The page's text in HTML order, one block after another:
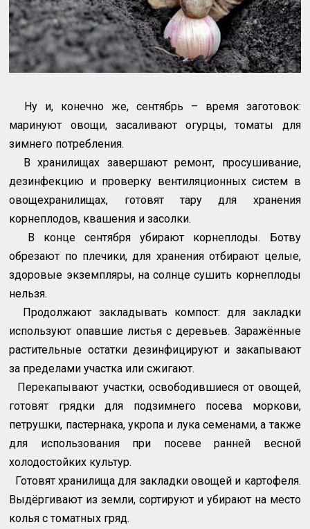
Ну и, конечно же, сентябрь – время заготовок:
маринуют овощи, засаливают огурцы, томаты для
зимнего потребления.
В хранилищах завершают ремонт, просушивание,
дезинфекцию и проверку вентиляционных систем в
овощехранилищах, готовят тару для хранения
корнеплодов, квашения и засолки.
В конце сентября убирают корнеплоды. Ботву
обрезают по плечики, для хранения отбирают целые,
здоровые экземпляры, на солнце сушить корнеплоды
нельзя.
Продолжают закладывать компост: для закладки
используют опавшие листья с деревьев. Заражённые
растительные остатки дезинфицируют и закапывают
за пределами участка или сжигают.
Перекапывают участки, освободившиеся от овощей,
готовят грядки для подзимнего посева моркови,
петрушки, пастернака, укропа и лука семенами, а также
для использования при посеве ранней весной
холодостойких культур.
Готовят хранилища для закладки овощей и картофеля.
Выдёргивают из земли, сортируют и убирают на место
колья с томатных гряд.